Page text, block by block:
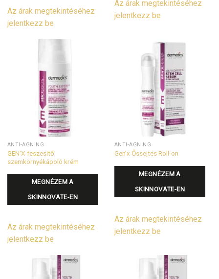
Az árak megtekintéséhez
jelentkezz be
Az árak megtekintéséhez
jelentkezz be
ANTI-AGNING
GEN’X feszesítő
szemkörnyékápoló krém
MEGNÉZEM A
SKINNOVATE-EN
Az árak megtekintéséhez
jelentkezz be
ANTI-AGNING
Gen’x Őssejtes Roll-on
MEGNÉZEM A
SKINNOVATE-EN
Az árak megtekintéséhez
jelentkezz be